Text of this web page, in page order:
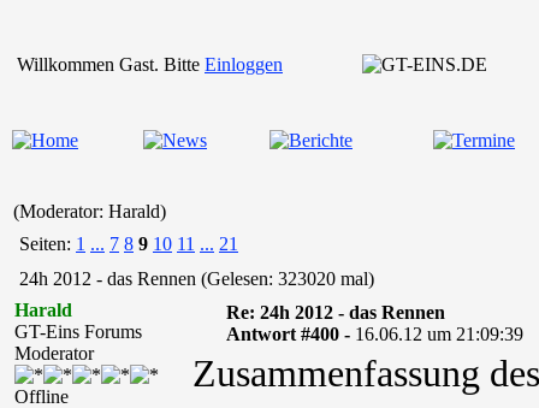
Willkommen Gast. Bitte Einloggen
(Moderator: Harald)
Seiten: 1 ... 7 8 9 10 11 ... 21
24h 2012 - das Rennen (Gelesen: 323020 mal)
Harald
GT-Eins Forums
Moderator
Offline
Re: 24h 2012 - das Rennen
Antwort #400 - 16.06.12 um 21:09:39
Zusammenfassung